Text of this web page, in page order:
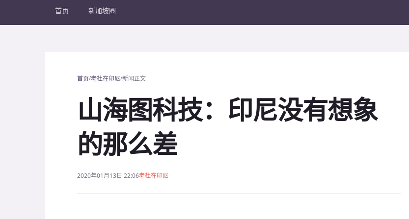
首页 新加坡圈
首页/老杜在印尼/新闻正文
山海图科技：印尼没有想象
的那么差
2020年01月13日 22:06老杜在印尼